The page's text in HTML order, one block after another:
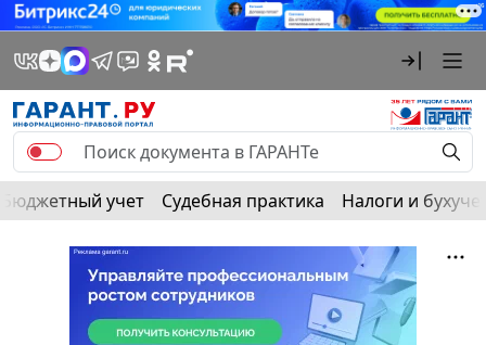
Бюджетный учет Судебная практика Налоги и